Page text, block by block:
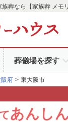
葬なら【家族葬 メモ
葬儀場を探す
阪府 東大阪市
あんしん